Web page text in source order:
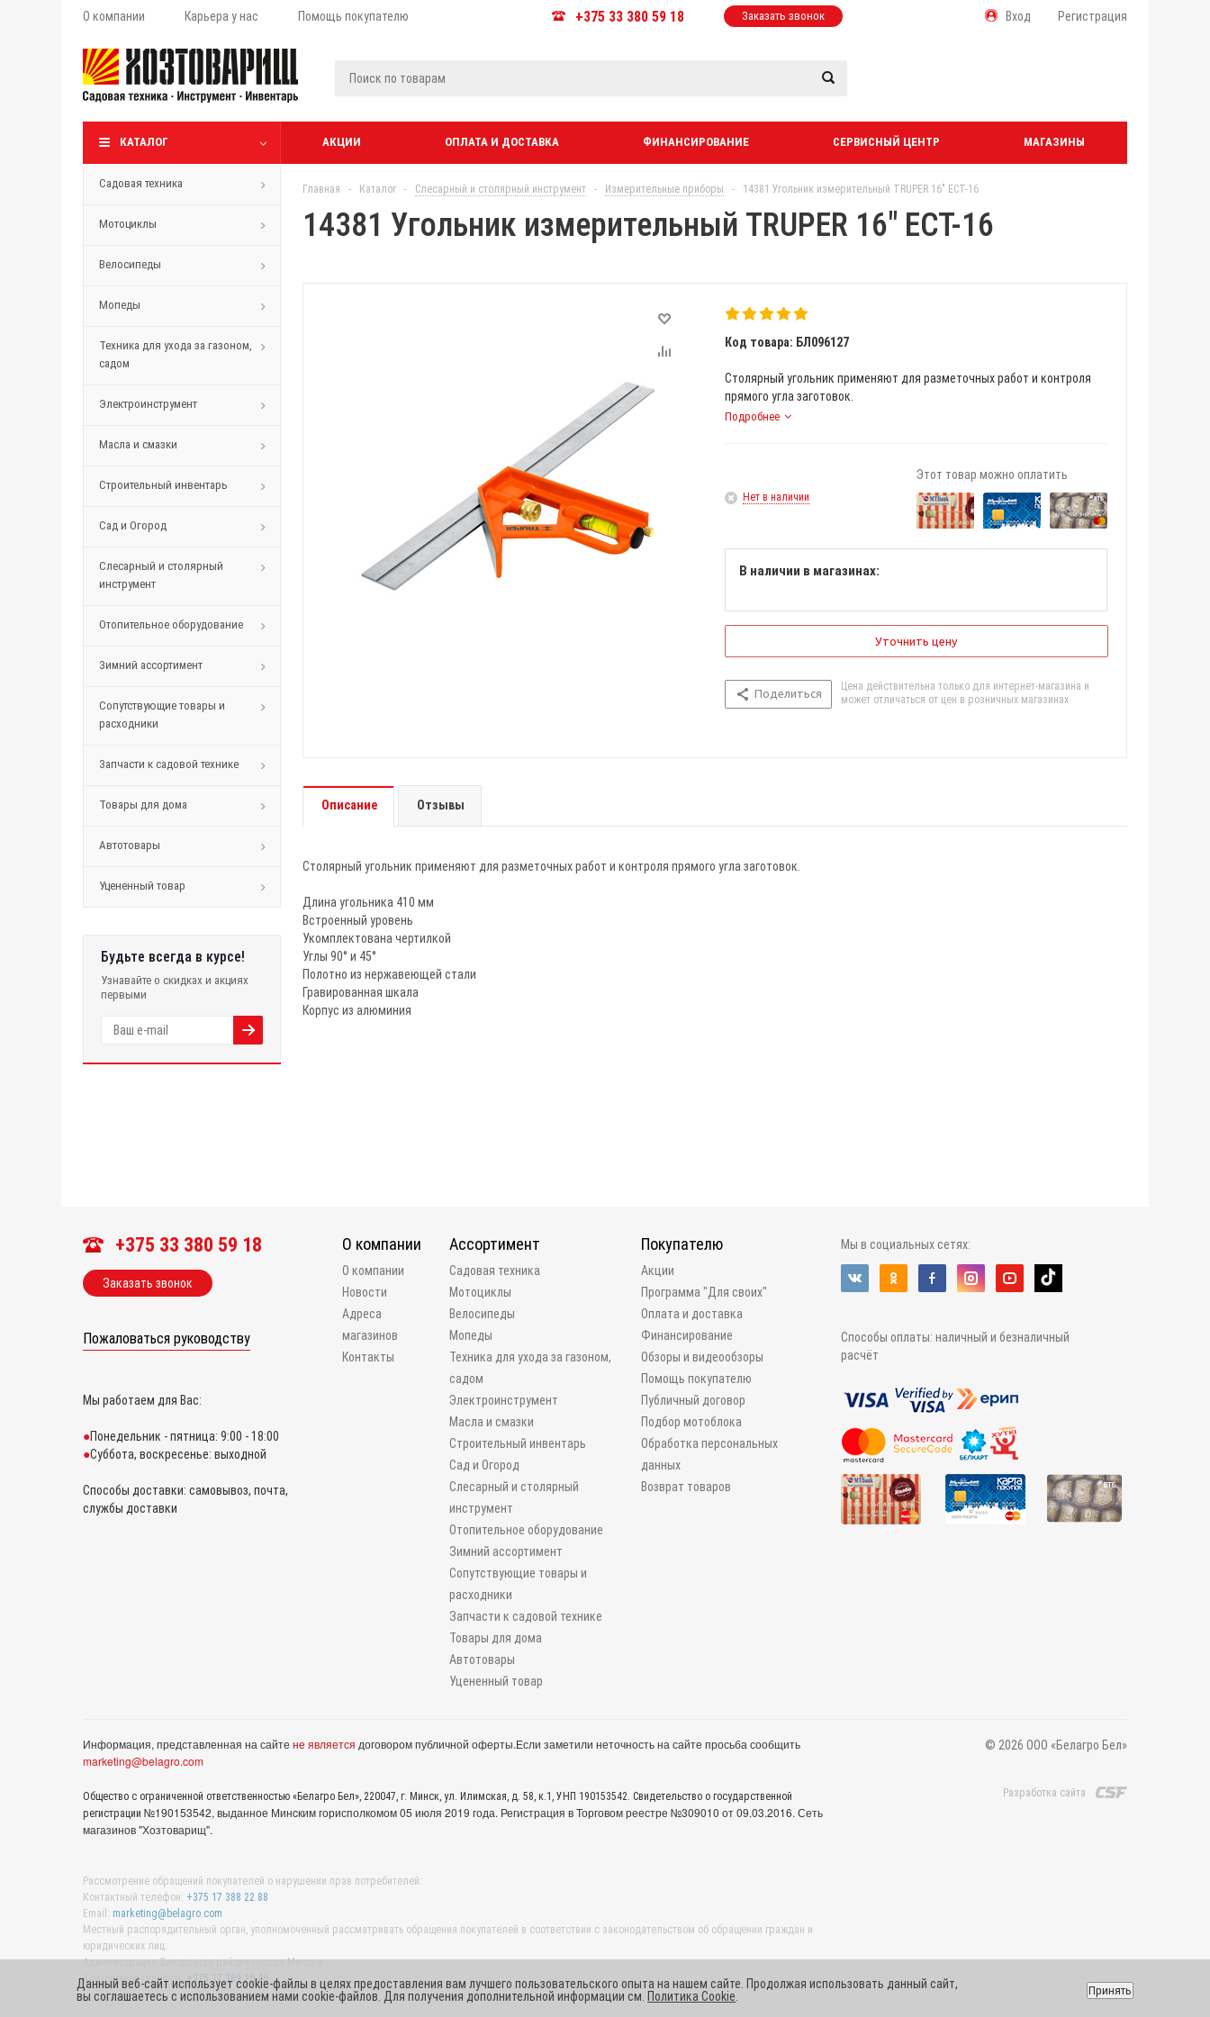
О компании Карьера у нас Помощь покупателю +375 33 380 59 18 Заказать звонок Вход Регистрация
КАТАЛОГ АКЦИИ ОПЛАТА И ДОСТАВКА ФИНАНСИРОВАНИЕ СЕРВИСНЫЙ ЦЕНТР МАГАЗИНЫ
Садовая техника
Мотоциклы
Велосипеды
Мопеды
Техника для ухода за газоном,
садом
Электроинструмент
Масла и смазки
Строительный инвентарь
Сад и Огород
Слесарный и столярный
инструмент
Отопительное оборудование
Зимний ассортимент
Сопутствующие товары и
расходники
Запчасти к садовой технике
Товары для дома
Автотовары
Уцененный товар
Будьте всегда в курсе!
Узнавайте о скидках и акциях
первыми
Главная - Каталог - Слесарный и столярный инструмент - Измерительные приборы - 14381 Угольник измерительный TRUPER 16" ECT-16
14381 Угольник измерительный TRUPER 16" ECT-16
Код товара: БЛ096127
Столярный угольник применяют для разметочных работ и контроля
прямого угла заготовок.
Подробнее
Нет в наличии
Этот товар можно оплатить
В наличии в магазинах:
Уточнить цену
Поделиться
Цена действительна только для интернет-магазина и
может отличаться от цен в розничных магазинах
Описание Отзывы
Столярный угольник применяют для разметочных работ и контроля прямого угла заготовок.
Длина угольника 410 мм
Встроенный уровень
Укомплектована чертилкой
Углы 90° и 45°
Полотно из нержавеющей стали
Гравированная шкала
Корпус из алюминия
+375 33 380 59 18
Заказать звонок
Пожаловаться руководству
Мы работаем для Вас:
Понедельник - пятница: 9:00 - 18:00
Суббота, воскресенье: выходной
Способы доставки: самовывоз, почта,
службы доставки
О компании
О компании
Новости
Адреса
магазинов
Контакты
Ассортимент
Садовая техника
Мотоциклы
Велосипеды
Мопеды
Техника для ухода за газоном,
садом
Электроинструмент
Масла и смазки
Строительный инвентарь
Сад и Огород
Слесарный и столярный
инструмент
Отопительное оборудование
Зимний ассортимент
Сопутствующие товары и
расходники
Запчасти к садовой технике
Товары для дома
Автотовары
Уцененный товар
Покупателю
Акции
Программа "Для своих"
Оплата и доставка
Финансирование
Обзоры и видеообзоры
Помощь покупателю
Публичный договор
Подбор мотоблока
Обработка персональных
данных
Возврат товаров
Мы в социальных сетях:
Способы оплаты: наличный и безналичный
расчёт
Информация, представленная на сайте не является договором публичной оферты.Если заметили неточность на сайте просьба сообщить
marketing@belagro.com
Общество с ограниченной ответственностью «Белагро Бел», 220047, г. Минск, ул. Илимская, д. 58, к.1, УНП 190153542. Свидетельство о государственной
регистрации №190153542, выданное Минcким горисполкомом 05 июля 2019 года. Регистрация в Торговом реестре №309010 от 09.03.2016. Сеть
магазинов "Хозтоварищ".
Рассмотрение обращений покупателей о нарушении прав потребителей:
Контактный телефон: +375 17 388 22 88
Email: marketing@belagro.com
Местный распорядительный орган, уполномоченный рассматривать обращения покупателей в соответствии с законодательством об обращении граждан и
юридических лиц:
Администрация Заводского района города Минска
Контактный телефон:+375 17 389 26 46
© 2026 ООО «Белагро Бел»
Разработка сайта
Данный веб-сайт использует cookie-файлы в целях предоставления вам лучшего пользовательского опыта на нашем сайте. Продолжая использовать данный сайт,
вы соглашаетесь с использованием нами cookie-файлов. Для получения дополнительной информации см. Политика Cookie Принять